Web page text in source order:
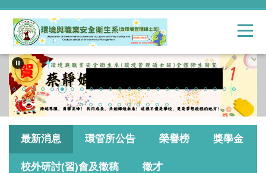
跳
到
要
內
容
區
最新消息 環管所公告 榮譽榜 獎學金
校外研討(習)會及徵稿 徵才